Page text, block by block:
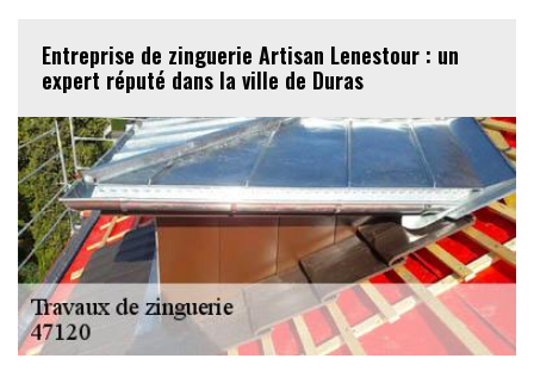
Entreprise de zinguerie Artisan Lenestour : un
expert réputé dans la ville de Duras